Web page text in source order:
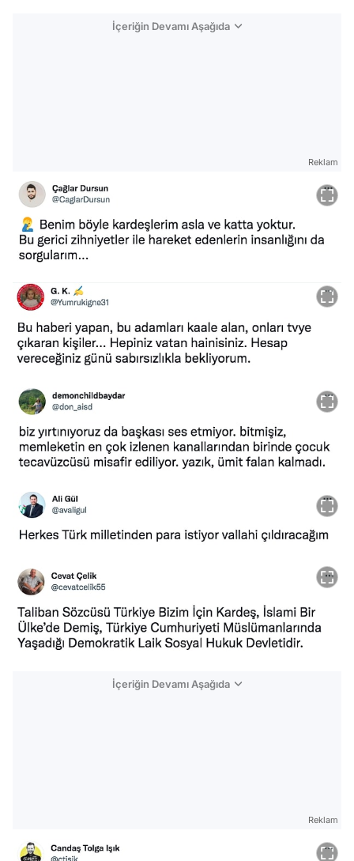
İçeriğin Devamı Aşağıda
Reklam
İçeriğin Devamı Aşağıda
Reklam